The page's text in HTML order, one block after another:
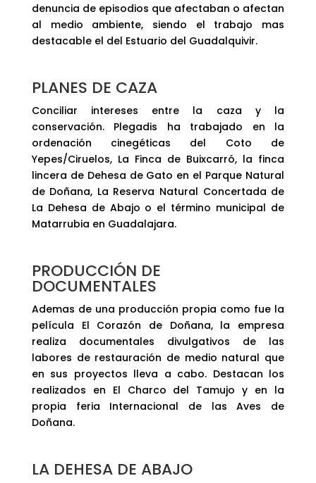
denuncia de episodios que afectaban o afectan
al medio ambiente, siendo el trabajo mas
destacable el del Estuario del Guadalquivir.
PLANES DE CAZA
Conciliar intereses entre la caza y la
conservación. Plegadis ha trabajado en la
ordenación cinegéticas del Coto de
Yepes/Ciruelos, La Finca de Buixcarró, la finca
lincera de Dehesa de Gato en el Parque Natural
de Doñana, La Reserva Natural Concertada de
La Dehesa de Abajo o el término municipal de
Matarrubia en Guadalajara.
PRODUCCIÓN DE
DOCUMENTALES
Ademas de una producción propia como fue la
película El Corazón de Doñana, la empresa
realiza documentales divulgativos de las
labores de restauración de medio natural que
en sus proyectos lleva a cabo. Destacan los
realizados en El Charco del Tamujo y en la
propia feria Internacional de las Aves de
Doñana.
LA DEHESA DE ABAJO